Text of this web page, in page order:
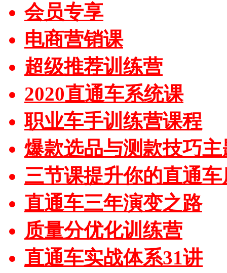
会员专享
电商营销课
超级推荐训练营
2020直通车系统课
职业车手训练营课程
爆款选品与测款技巧主
三节课提升你的直通
直通车三年演变之路
质量分优化训练营
直通车实战体系31讲